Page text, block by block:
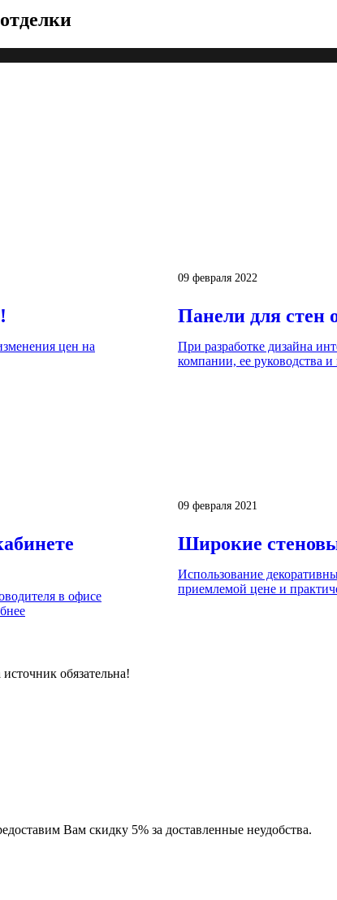
цен на
09 февраля 2022
Панели для стен
При разработке дизайна
компании, ее руководства
в офисе
09 февраля 2021
Широкие
Использование
приемлемой цене и
обязательна!
Вам скидку 5% за доставленные неудобства.